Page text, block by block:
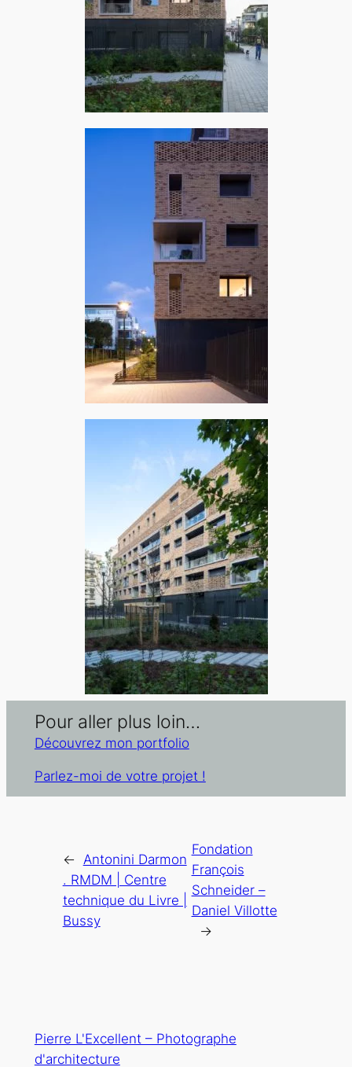
Pour aller plus loin…
Découvrez mon portfolio
Parlez-moi de votre projet !
← Antonini Darmon
. RMDM | Centre
technique du Livre |
Bussy
Fondation
François
Schneider –
Daniel Villotte
→
Pierre L'Excellent – Photographe
d'architecture